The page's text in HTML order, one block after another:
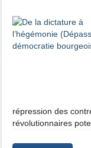
répression des
révolutionnaires